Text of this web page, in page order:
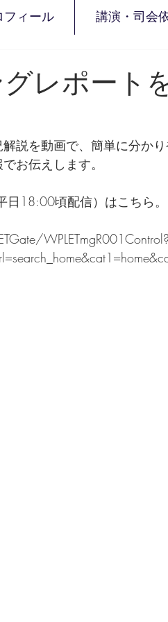
フィール 講演・司会
レポート
説を動画で、簡単に分かり
お伝えします。
日18:00頃配信）はこちら。